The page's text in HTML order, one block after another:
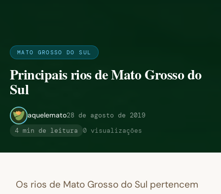
MATO GROSSO DO SUL
Principais rios de Mato Grosso do
Sul
aquelemato28 de agosto de 2019
4 min de leitura
0 visualizações
Os rios de Mato Grosso do Sul pertencem